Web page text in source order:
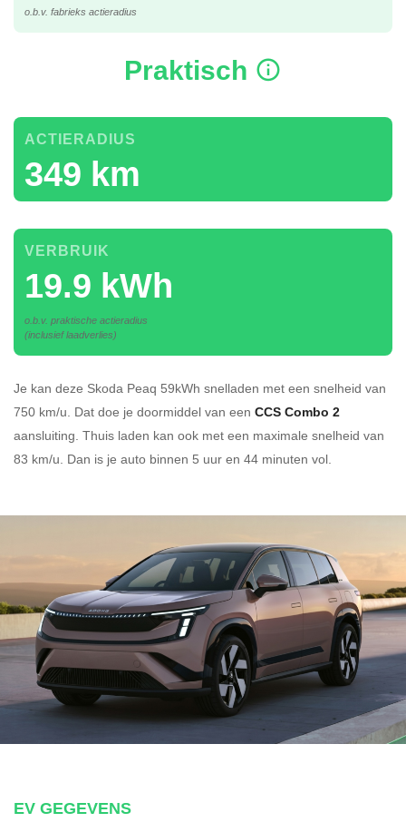
o.b.v. fabrieks actieradius
Praktisch
349 km
ACTIERADIUS
19.9 kWh
VERBRUIK
o.b.v. praktische actieradius
(inclusief laadverlies)
Je kan deze Skoda Peaq 59kWh snelladen met een snelheid van
750 km/u. Dat doe je doormiddel van een CCS Combo 2
aansluiting. Thuis laden kan ook met een maximale snelheid van
83 km/u. Dan is je auto binnen 5 uur en 44 minuten vol.
EV GEGEVENS